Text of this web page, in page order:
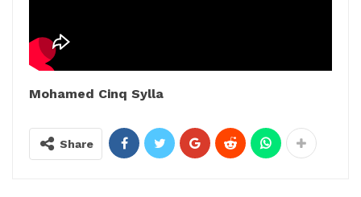
Mohamed Cinq Sylla
Share